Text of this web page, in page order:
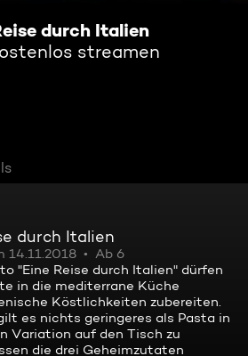
durch Italien
streamen
durch Italien
14.11.2018
Ab 6
"Eine Reise durch Italien" dürfen
in die mediterrane Küche
Köstlichkeiten zubereiten.
es nichts geringeres als Pasta in
Variation auf den Tisch zu
die drei Geheimzutaten